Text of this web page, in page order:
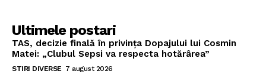
Ultimele postari
TAS, decizie finală în privința Dopajului lui Cosmin
Matei: „Clubul Sepsi va respecta hotărârea”
STIRI DIVERSE 7 august 2026